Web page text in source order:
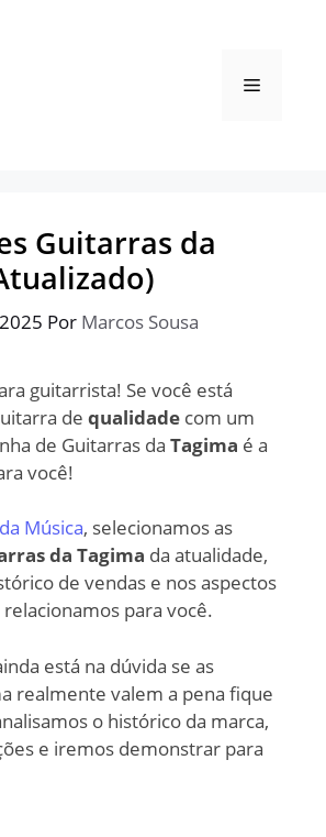
Menu
Guitarras da
Por Marcos Sousa
guitarrista! Se você está
de qualidade com um
de Guitarras da Tagima é a
você!
Música, selecionamos as
da Tagima da atualidade,
de vendas e nos aspectos
para você.
está na dúvida se as
realmente valem a pena fique
o histórico da marca,
e iremos demonstrar para